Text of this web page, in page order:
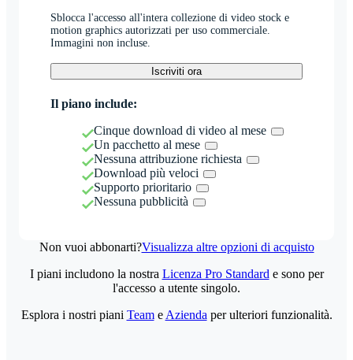
Sblocca l'accesso all'intera collezione di video stock e
motion graphics autorizzati per uso commerciale.
Immagini non incluse.
Iscriviti ora
Il piano include:
Cinque download di video al mese
Un pacchetto al mese
Nessuna attribuzione richiesta
Download più veloci
Supporto prioritario
Nessuna pubblicità
Non vuoi abbonarti?Visualizza altre opzioni di acquisto
I piani includono la nostra Licenza Pro Standard e sono per
l'accesso a utente singolo.
Esplora i nostri piani Teame Azienda per ulteriori funzionalità.